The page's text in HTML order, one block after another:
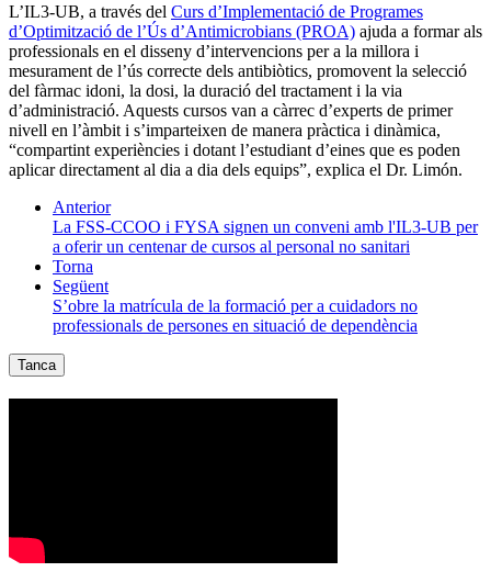
L’IL3-UB, a través del Curs d’Implementació de Programes
d’Optimització de l’Ús d’Antimicrobians (PROA) ajuda a formar als
professionals en el disseny d’intervencions per a la millora i
mesurament de l’ús correcte dels antibiòtics, promovent la selecció
del fàrmac idoni, la dosi, la duració del tractament i la via
d’administració. Aquests cursos van a càrrec d’experts de primer
nivell en l’àmbit i s’imparteixen de manera pràctica i dinàmica,
“compartint experiències i dotant l’estudiant d’eines que es poden
aplicar directament al dia a dia dels equips”, explica el Dr. Limón.
Anterior
La FSS-CCOO i FYSA signen un conveni amb l'IL3-UB per
a oferir un centenar de cursos al personal no sanitari
Torna
Següent
S’obre la matrícula de la formació per a cuidadors no
professionals de persones en situació de dependència
Tanca